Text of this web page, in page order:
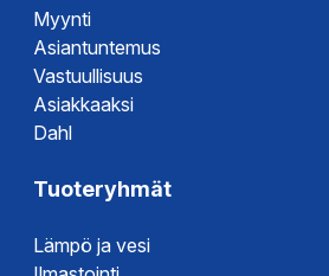
Myynti
Asiantuntemus
Vastuullisuus
Asiakkaaksi
Dahl
Tuoteryhmät
Lämpö ja vesi